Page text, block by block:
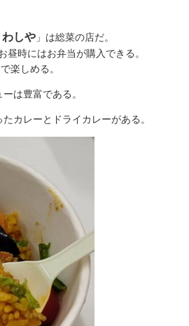
しや」は総菜の店だ。
昼時にはお弁当が購入できる。
楽しめる。
は豊富である。
カレーとドライカレーがある。